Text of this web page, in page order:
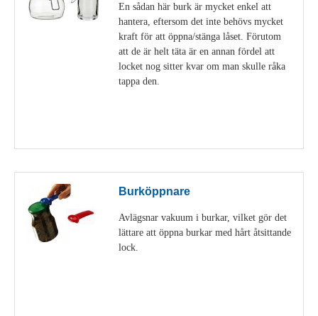
En sådan här burk är mycket enkel att
hantera, eftersom det inte behövs mycket
kraft för att öppna/stänga låset. Förutom
att de är helt täta är en annan fördel att
locket nog sitter kvar om man skulle råka
tappa den.
Burköppnare
Avlägsnar vakuum i burkar, vilket gör det
lättare att öppna burkar med hårt åtsittande
lock.